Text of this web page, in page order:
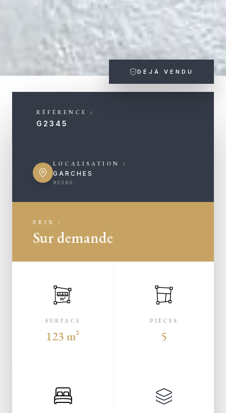
DÉJÀ VENDU
RÉFÉRENCE :
G2345
LOCALISATION :
GARCHES
92380
PRIX :
Sur demande
m²
SURFACE
123 m²
PIÈCES
5